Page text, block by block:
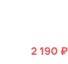
2 190 ₽